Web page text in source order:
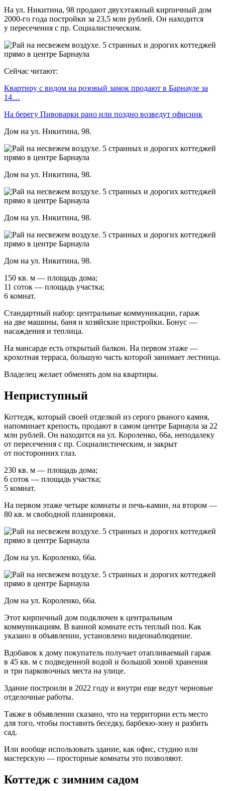
На ул. Никитина, 98 продают двухэтажный кирпичный дом
2000-го года постройки за 23,5 млн рублей. Он находится
у пересечения с пр. Социалистическим.
Сейчас читают:
Квартиру с видом на розовый замок продают в Барнауле за
14…
На берегу Пивоварки рано или поздно возведут офисник
Дом на ул. Никитина, 98.
Дом на ул. Никитина, 98.
Дом на ул. Никитина, 98.
Дом на ул. Никитина, 98.
150 кв. м — площадь дома;
11 соток — площадь участка;
6 комнат.
Стандартный набор: центральные коммуникации, гараж
на две машины, баня и хозяйские пристройки. Бонус —
насаждения и теплица.
На мансарде есть открытый балкон. На первом этаже —
крохотная терраса, большую часть которой занимает лестница.
Владелец желает обменять дом на квартиры.
Неприступный
Коттедж, который своей отделкой из серого рваного камня,
напоминает крепость, продают в самом центре Барнаула за 22
млн рублей. Он находится на ул. Короленко, 66а, неподалеку
от пересечения с пр. Социалистическим, и закрыт
от посторонних глаз.
230 кв. м — площадь дома;
6 соток — площадь участка;
5 комнат.
На первом этаже четыре комнаты и печь-камин, на втором —
80 кв. м свободной планировки.
Дом на ул. Короленко, 66а.
Дом на ул. Короленко, 66а.
Этот кирпичный дом подключен к центральным
коммуникациям. В ванной комнате есть теплый пол. Как
указано в объявлении, установлено видеонаблюдение.
Вдобавок к дому покупатель получает отапливаемый гараж
в 45 кв. м с подведенной водой и большой зоной хранения
и три парковочных места на улице.
Здание построили в 2022 году и внутри еще ведут черновые
отделочные работы.
Также в объявлении сказано, что на территории есть место
для того, чтобы поставить беседку, барбекю-зону и разбить
сад.
Или вообще использовать здание, как офис, студию или
мастерскую — просторные комнаты это позволяют.
Коттедж с зимним садом